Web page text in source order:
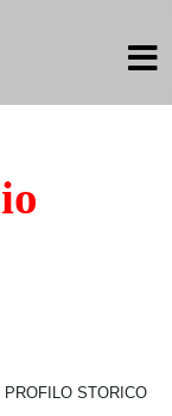
PROFILO STORICO